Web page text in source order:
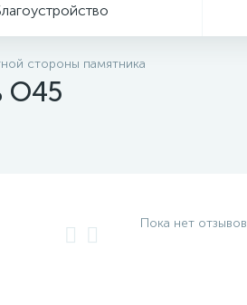
стороны памятника
О45
Пока нет отзывов